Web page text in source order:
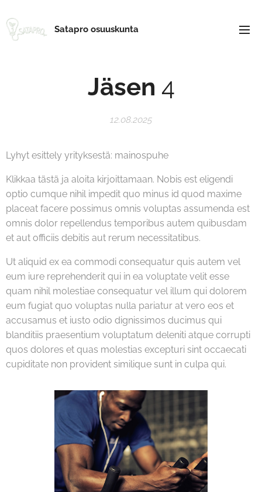
Satapro osuuskunta
Jäsen 4
12.08.2025
Lyhyt esittely yrityksestä: mainospuhe
Klikkaa tästä ja aloita kirjoittamaan. Nobis est eligendi
optio cumque nihil impedit quo minus id quod maxime
placeat facere possimus omnis voluptas assumenda est
omnis dolor repellendus temporibus autem quibusdam
et aut officiis debitis aut rerum necessitatibus.
Ut aliquid ex ea commodi consequatur quis autem vel
eum iure reprehenderit qui in ea voluptate velit esse
quam nihil molestiae consequatur vel illum qui dolorem
eum fugiat quo voluptas nulla pariatur at vero eos et
accusamus et iusto odio dignissimos ducimus qui
blanditiis praesentium voluptatum deleniti atque corrupti
quos dolores et quas molestias excepturi sint occaecati
cupiditate non provident similique sunt in culpa qui.